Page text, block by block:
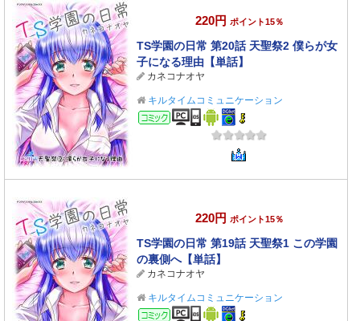
220円 ポイント15％
TS学園の日常 第20話 天聖祭2 僕らが女
子になる理由【単話】
カネコナオヤ
キルタイムコミュニケーション
コミック
220円 ポイント15％
TS学園の日常 第19話 天聖祭1 この学園
の裏側へ【単話】
カネコナオヤ
キルタイムコミュニケーション
コミック